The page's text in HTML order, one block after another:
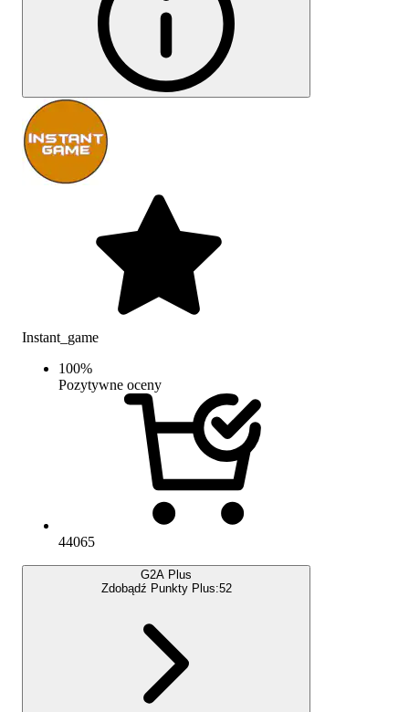
Instant_game
100%
Pozytywne oceny
44065
G2A Plus
Zdobądź Punkty Plus:52